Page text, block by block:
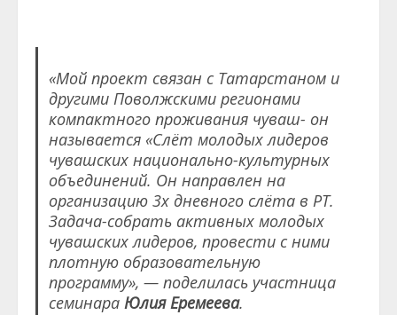
«Мой проект связан с Татарстаном и
другими Поволжскими регионами
компактного проживания чуваш- он
называется «Слёт молодых лидеров
чувашских национально-культурных
объединений. Он направлен на
организацию 3х дневного слёта в РТ.
Задача-собрать активных молодых
чувашских лидеров, провести с ними
плотную образовательную
программу», — поделилась участница
семинара Юлия Еремеева.